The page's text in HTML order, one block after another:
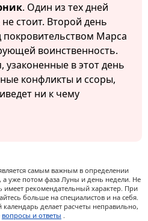
. Один из тех дней
стоит. Второй день
покровительством Марса
воинственность.
в этот день
конфликты и ссоры,
ни к чему
самым важным в определении
уже потом фаза Луны и день недели. Не
имеет рекомендательный характер. При
больше на специалистов и на себя.
делает расчеты неправильно,
вопросы и ответы .